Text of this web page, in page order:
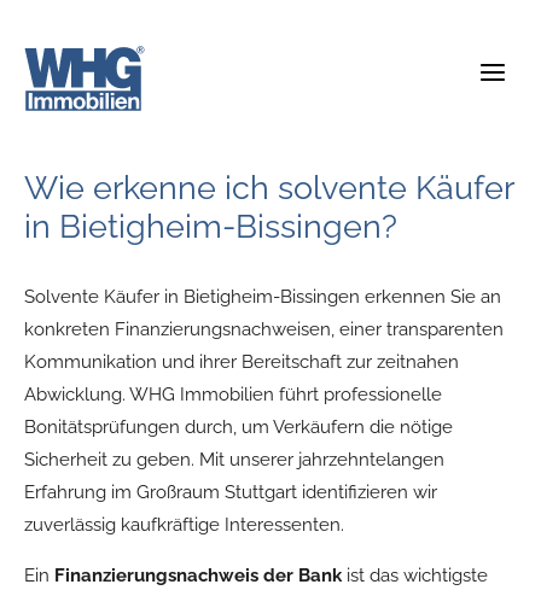
Inhalt
springen
Wie erkenne ich solvente Käufer
in Bietigheim-Bissingen?
Solvente Käufer in Bietigheim-Bissingen erkennen Sie an
konkreten Finanzierungsnachweisen, einer transparenten
Kommunikation und ihrer Bereitschaft zur zeitnahen
Abwicklung. WHG Immobilien führt professionelle
Bonitätsprüfungen durch, um Verkäufern die nötige
Sicherheit zu geben. Mit unserer jahrzehntelangen
Erfahrung im Großraum Stuttgart identifizieren wir
zuverlässig kaufkräftige Interessenten.
Ein Finanzierungsnachweis der Bankist das wichtigste